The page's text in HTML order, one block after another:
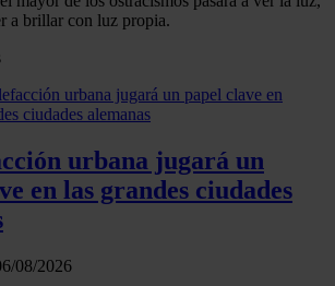
a brillar con luz propia.
urbana jugará un
en las grandes ciudades
08/2026